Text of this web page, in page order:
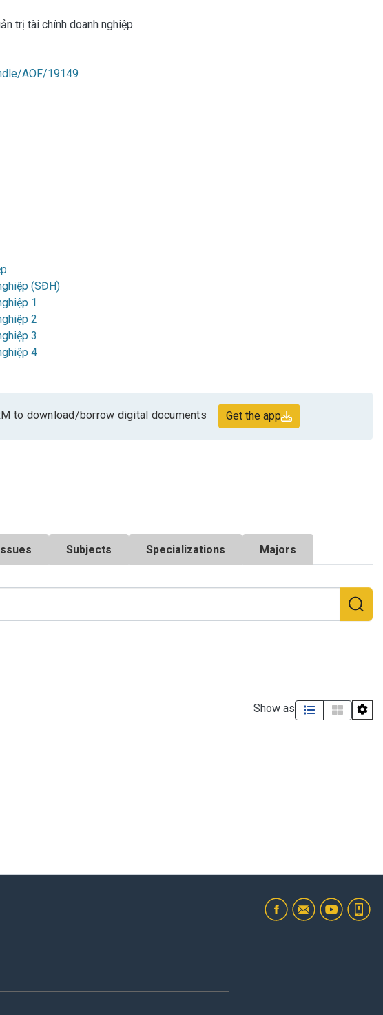
trị tài chính doanh nghiệp
AOF/19149
(SĐH)
1
2
3
4
to download/borrow digital documents Get the app
Subjects Specializations Majors
Show as